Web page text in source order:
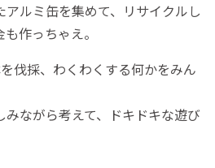
ルミ缶を集めて、リサイクルし
作っちゃえ。
伐採、わくわくする何かをみん
ながら考えて、ドキドキな遊び
ぞー